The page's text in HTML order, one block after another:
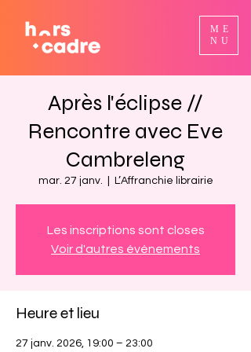
ME
NU
Après l'éclipse //
Rencontre avec Eve
Cambreleng
mar. 27 janv. L’Affranchie librairie
Les inscriptions sont closes
Voir d'autres événements
Heure et lieu
27 janv. 2026, 19:00 – 23:00